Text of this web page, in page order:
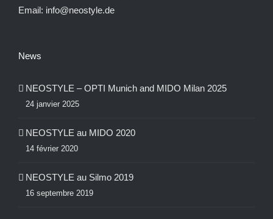
Email: info@neostyle.de
News
NEOSTYLE – OPTI Munich and MIDO Milan 2025
24 janvier 2025
NEOSTYLE au MIDO 2020
14 février 2020
NEOSTYLE au Silmo 2019
16 septembre 2019